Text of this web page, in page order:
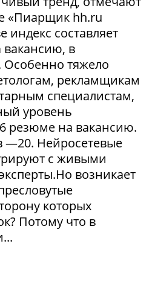
«Пиарщик hh.ru
составляет
вакансию, в
Особенно тяжело
рекламщикам
специалистам,
уровень
резюме на вакансию.
—20. Нейросетевые
с живыми
возникает
которых
Потому что в